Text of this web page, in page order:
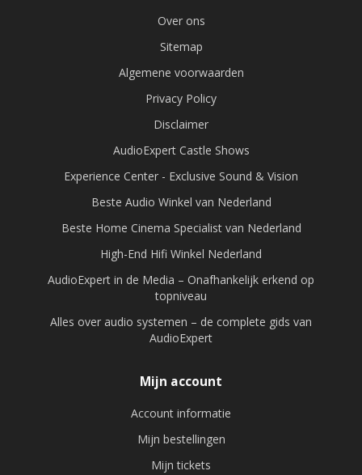
Over ons
Sitemap
Algemene voorwaarden
Privacy Policy
Disclaimer
AudioExpert Castle Shows
Experience Center - Exclusive Sound & Vision
Beste Audio Winkel van Nederland
Beste Home Cinema Specialist van Nederland
High-End Hifi Winkel Nederland
AudioExpert in de Media – Onafhankelijk erkend op
topniveau
Alles over audio systemen – de complete gids van
AudioExpert
Mijn account
Account informatie
Mijn bestellingen
Mijn tickets